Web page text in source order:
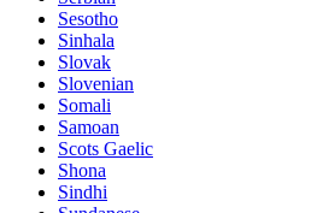
Sesotho
Sinhala
Slovak
Slovenian
Somali
Samoan
Scots Gaelic
Shona
Sindhi